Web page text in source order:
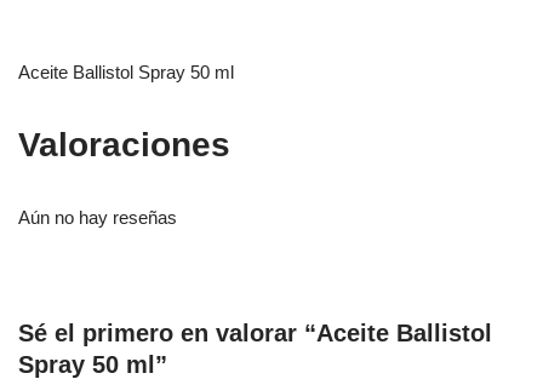
Aceite Ballistol Spray 50 ml
Valoraciones
Aún no hay reseñas
Sé el primero en valorar “Aceite Ballistol
Spray 50 ml”